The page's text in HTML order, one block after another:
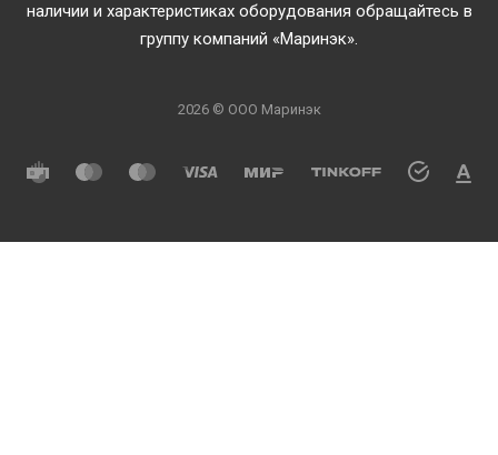
наличии и характеристиках оборудования обращайтесь в
группу компаний «Маринэк».
2026 © ООО Маринэк